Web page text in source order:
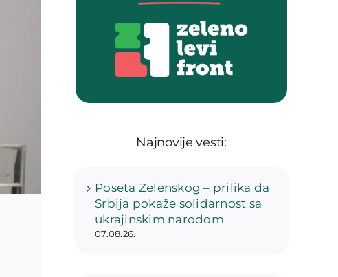
Najnovije vesti:
Poseta Zelenskog – prilika da
Srbija pokaže solidarnost sa
ukrajinskim narodom
07.08.26.